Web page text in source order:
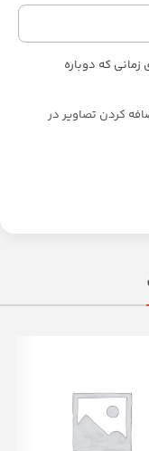
زمانی که دوباره
کردن تصاویر در